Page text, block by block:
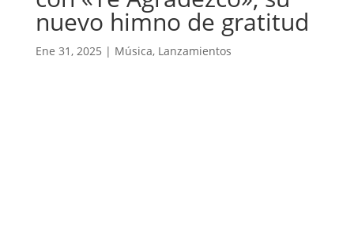
nuevo himno de gratitud
Ene 31, 2025 | Música, Lanzamientos